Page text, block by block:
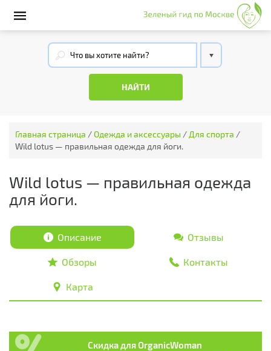
Главная страница /Одежда и аксессуары / Для спорта /
Wild lotus — правильная одежда для йоги.
Wild lotus — правильная одежда
для йоги.
Описание Отзывы
Обзоры Контакты
Карта
Скидка для OrganicWoman